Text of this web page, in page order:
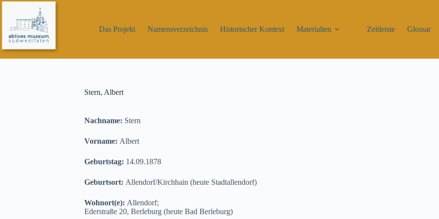
Zum
springen
Das Projekt
Namensverzeichnis Historischer Kontext Materialien Zeitleiste Glossar
Stern, Albert
Nachname: Stern
Vorname: Albert
Geburtstag: 14.09.1878
Geburtsort: Allendorf/Kirchhain (heute Stadtallendorf)
Wohnort(e): Allendorf;
Ederstraße 20, Berleburg (heute Bad Berleburg)